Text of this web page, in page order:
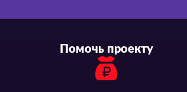
Помочь проекту